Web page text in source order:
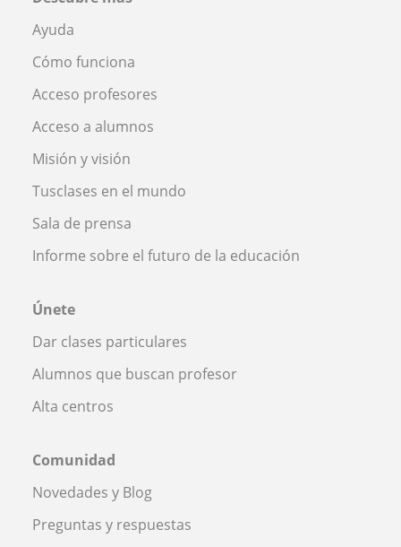
Ayuda
Cómo funciona
Acceso profesores
Acceso a alumnos
Misión y visión
Tusclases en el mundo
Sala de prensa
Informe sobre el futuro de la educación
Únete
Dar clases particulares
Alumnos que buscan profesor
Alta centros
Comunidad
Novedades y Blog
Preguntas y respuestas